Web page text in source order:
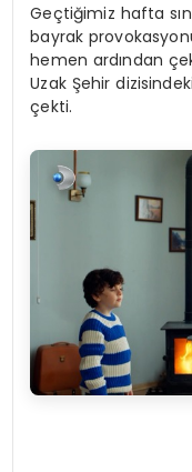
Geçtiğimiz hafta
bayrak
hemen ardından
Uzak Şehir
çekti.